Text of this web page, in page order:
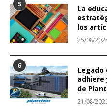
5
La
los
25/08/
6
Legado
adhiere
de
21/08/